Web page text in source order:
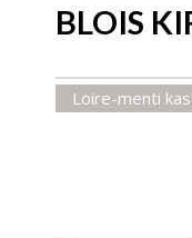
BLOIS
Loire-menti